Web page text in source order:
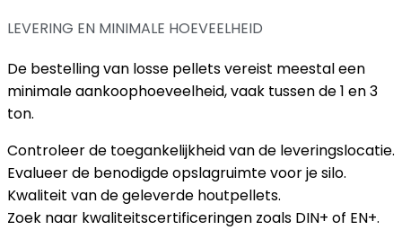
LEVERING EN MINIMALE HOEVEELHEID
De bestelling van losse pellets vereist meestal een
minimale aankoophoeveelheid, vaak tussen de 1 en 3
ton.
Controleer de toegankelijkheid van de leveringslocatie.
Evalueer de benodigde opslagruimte voor je silo.
Kwaliteit van de geleverde houtpellets.
Zoek naar kwaliteitscertificeringen zoals DIN+ of EN+.